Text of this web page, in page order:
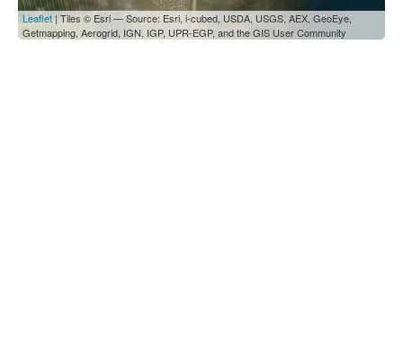
Leaflet | Tiles © Esri — Source: Esri, i-cubed, USDA, USGS, AEX, GeoEye,
Getmapping, Aerogrid, IGN, IGP, UPR-EGP, and the GIS User Community